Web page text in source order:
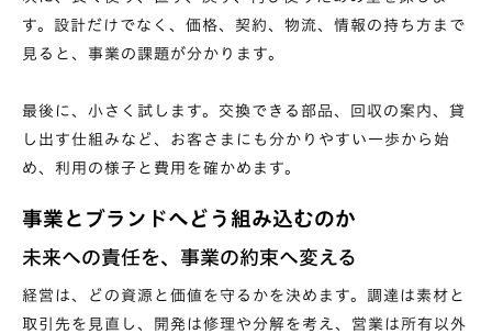
す。設計だけでなく、価格、契約、物流、情報の持ち方まで
見ると、事業の課題が分かります。
最後に、小さく試します。交換できる部品、回収の案内、貸
し出す仕組みなど、お客さまにも分かりやすい一歩から始
め、利用の様子と費用を確かめます。
事業とブランドへどう組み込むのか
未来への責任を、事業の約束へ変える
経営は、どの資源と価値を守るかを決めます。調達は素材と
取引先を見直し、開発は修理や分解を考え、営業は所有以外